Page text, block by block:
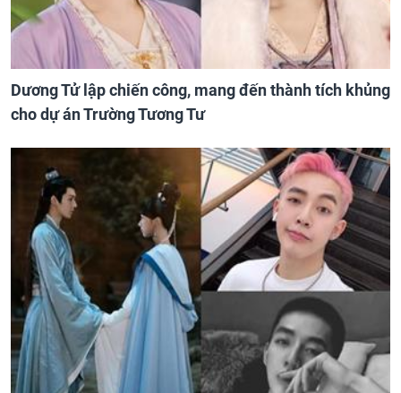
Dương Tử lập chiến công, mang đến thành tích khủng
cho dự án Trường Tương Tư